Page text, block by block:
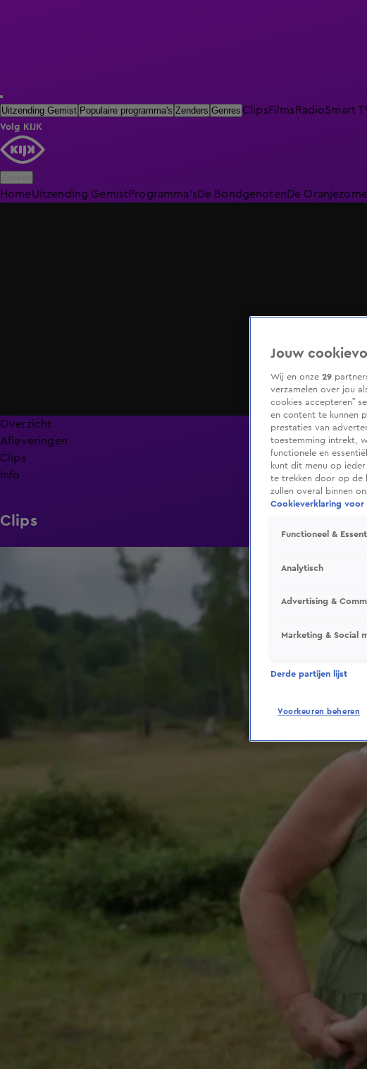
Uitzending Gemist Populaire programma's Zenders Genres ClipsFilmsRadioSmart
Volg KIJK
HomeUitzending GemistProgramma'sDe BondgenotenDe
Overzicht
Afleveringen
Clips
Info
Clips
Jouw
Wij en onze 29
verzamelen over jou
cookies accepteren”
en content te kunnen
prestaties van
toestemming intrekt,
functionele en
kunt dit menu op
te trekken door op de
zullen overal binnen
Cookieverklaring voor
Functioneel &
Analytisch
Advertising &
Marketing & Social
Derde partijen lijst
Voorkeuren beheren